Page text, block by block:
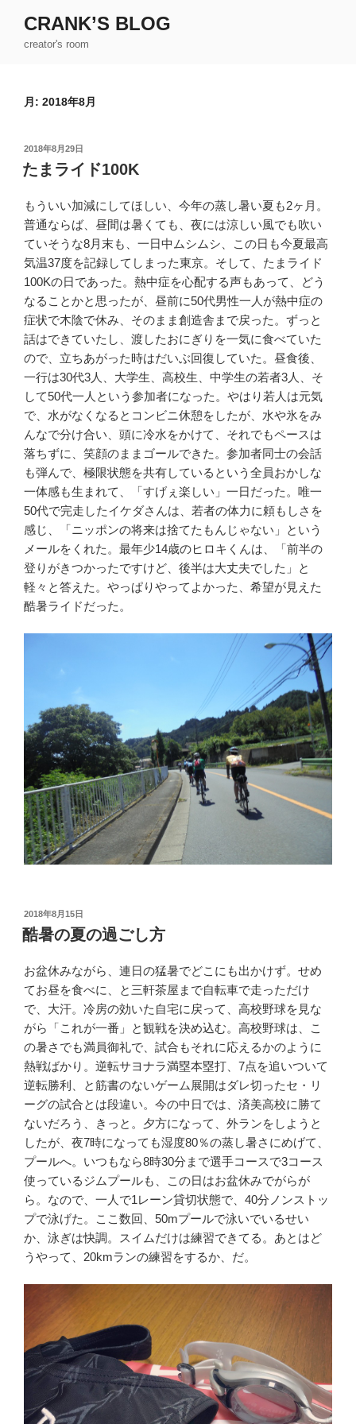
CRANK’S BLOG
creator's room
月: 2018年8月
投
稿
日:
2018年8月29日
たまライド100K
もういい加減にしてほしい、今年の蒸し暑い夏も2ヶ月。
普通ならば、昼間は暑くても、夜には涼しい風でも吹い
ていそうな8月末も、一日中ムシムシ、この日も今夏最高
気温37度を記録してしまった東京。そして、たまライド
100Kの日であった。熱中症を心配する声もあって、どう
なることかと思ったが、昼前に50代男性一人が熱中症の
症状で木陰で休み、そのまま創造舎まで戻った。ずっと
話はできていたし、渡したおにぎりを一気に食べていた
ので、立ちあがった時はだいぶ回復していた。昼食後、
一行は30代3人、大学生、高校生、中学生の若者3人、そ
して50代一人という参加者になった。やはり若人は元気
で、水がなくなるとコンビニ休憩をしたが、水や氷をみ
んなで分け合い、頭に冷水をかけて、それでもペースは
落ちずに、笑顔のままゴールできた。参加者同士の会話
も弾んで、極限状態を共有しているという全員おかしな
一体感も生まれて、「すげぇ楽しい」一日だった。唯一
50代で完走したイケダさんは、若者の体力に頼もしさを
感じ、「ニッポンの将来は捨てたもんじゃない」という
メールをくれた。最年少14歳のヒロキくんは、「前半の
登りがきつかったですけど、後半は大丈夫でした」と
軽々と答えた。やっぱりやってよかった、希望が見えた
酷暑ライドだった。
投
稿
日:
2018年8月15日
酷暑の夏の過ごし方
お盆休みながら、連日の猛暑でどこにも出かけず。せめ
てお昼を食べに、と三軒茶屋まで自転車で走っただけ
で、大汗。冷房の効いた自宅に戻って、高校野球を見な
がら「これが一番」と観戦を決め込む。高校野球は、こ
の暑さでも満員御礼で、試合もそれに応えるかのように
熱戦ばかり。逆転サヨナラ満塁本塁打、7点を追いついて
逆転勝利、と筋書のないゲーム展開はダレ切ったセ・リ
ーグの試合とは段違い。今の中日では、済美高校に勝て
ないだろう、きっと。夕方になって、外ランをしようと
したが、夜7時になっても湿度80％の蒸し暑さにめげて、
プールへ。いつもなら8時30分まで選手コースで3コース
使っているジムプールも、この日はお盆休みでがらが
ら。なので、一人で1レーン貸切状態で、40分ノンストッ
プで泳げた。ここ数回、50mプールで泳いでいるせい
か、泳ぎは快調。スイムだけは練習できてる。あとはど
うやって、20kmランの練習をするか、だ。